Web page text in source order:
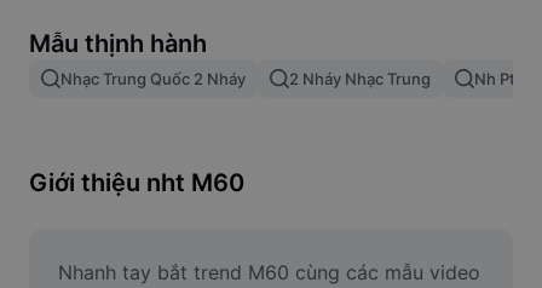
Gộp hình ảnh
Điều chỉnh kích thước hình ảnh
Công cụ tạo meme
Mẫu thịnh hành
Nhạc Trung Quốc 2 Nháy 2 Nháy Nhạc Trung Nh Ptb
Giới thiệu nht M60
Nhanh tay bắt trend M60 cùng các mẫu video